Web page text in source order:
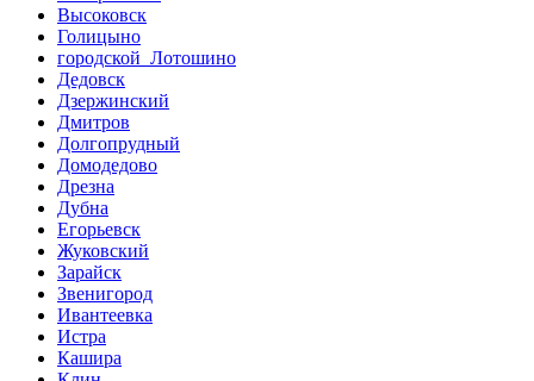
Высоковск
Голицыно
городской Лотошино
Дедовск
Дзержинский
Дмитров
Долгопрудный
Домодедово
Дрезна
Дубна
Егорьевск
Жуковский
Зарайск
Звенигород
Ивантеевка
Истра
Кашира